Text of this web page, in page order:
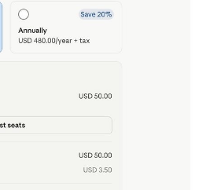
ลองเล่น เพราะตอนนี้แค่ 2 คน ก็